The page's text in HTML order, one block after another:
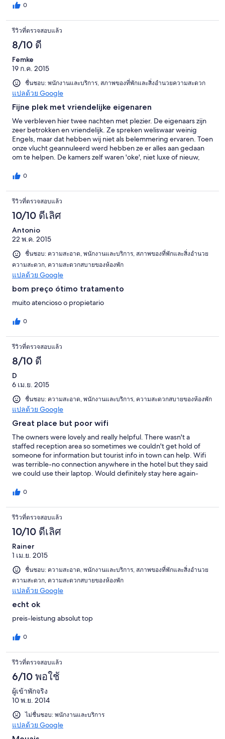
0
รีวิวที่ตรวจสอบแล้ว
8/10 ดี
Femke
19 ก.ค. 2015
ชื่นชอบ: พนักงานและบริการ, สภาพของที่พักและสิ่งอำนวยความสะดวก
แปลด้วย Google
Fijne plek met vriendelijke eigenaren
We verbleven hier twee nachten met plezier. De eigenaars zijn
zeer betrokken en vriendelijk. Ze spreken weliswaar weinig
Engels, maar dat hebben wij niet als belemmering ervaren. Toen
onze vlucht geannuleerd werd hebben ze er alles aan gedaan
om te helpen. De kamers zelf waren 'oke', niet luxe of nieuw,
0
รีวิวที่ตรวจสอบแล้ว
10/10 ดีเลิศ
Antonio
22 พ.ค. 2015
ชื่นชอบ: ความสะอาด, พนักงานและบริการ, สภาพของที่พักและสิ่งอำนวย
ความสะดวก, ความสะดวกสบายของห้องพัก
แปลด้วย Google
bom preço ótimo tratamento
muito atencioso o propietario
0
รีวิวที่ตรวจสอบแล้ว
8/10 ดี
D
6 เม.ย. 2015
ชื่นชอบ: ความสะอาด, พนักงานและบริการ, ความสะดวกสบายของห้องพัก
แปลด้วย Google
Great place but poor wifi
The owners were lovely and really helpful. There wasn't a
staffed reception area so sometimes we couldn't get hold of
someone for information but tourist info in town can help. Wifi
was terrible-no connection anywhere in the hotel but they said
we could use their laptop. Would definitely stay here again-
0
รีวิวที่ตรวจสอบแล้ว
10/10 ดีเลิศ
Rainer
1 เม.ย. 2015
ชื่นชอบ: ความสะอาด, พนักงานและบริการ, สภาพของที่พักและสิ่งอำนวย
ความสะดวก, ความสะดวกสบายของห้องพัก
แปลด้วย Google
echt ok
preis-leistung absolut top
0
รีวิวที่ตรวจสอบแล้ว
6/10 พอใช้
ผู้เข้าพักจริง
10 พ.ย. 2014
ไม่ชื่นชอบ: พนักงานและบริการ
แปลด้วย Google